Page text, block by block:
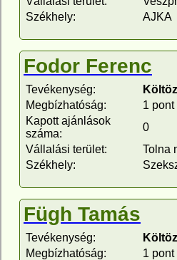
Székhely:
AJKA
Fodor Ferenc
Tevékenység:
Megbízhatóság:
1 pont
Kapott ajánlások
száma:
0
Vállalási terület:
Tolna
Székhely:
Fügh Tamás
Tevékenység:
Megbízhatóság:
1 pont